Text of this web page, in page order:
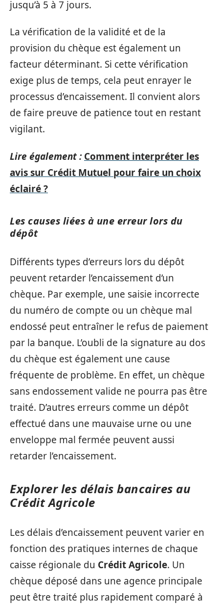
jusqu’à 5 à 7 jours.
La vérification de la validité et de la
provision du chèque est également un
facteur déterminant. Si cette vérification
exige plus de temps, cela peut enrayer le
processus d’encaissement. Il convient alors
de faire preuve de patience tout en restant
vigilant.
Lire également : Comment interpréter les
avis sur Crédit Mutuel pour faire un choix
éclairé ?
Les causes liées à une erreur lors du
dépôt
Différents types d’erreurs lors du dépôt
peuvent retarder l’encaissement d’un
chèque. Par exemple, une saisie incorrecte
du numéro de compte ou un chèque mal
endossé peut entraîner le refus de paiement
par la banque. L’oubli de la signature au dos
du chèque est également une cause
fréquente de problème. En effet, un chèque
sans endossement valide ne pourra pas être
traité. D’autres erreurs comme un dépôt
effectué dans une mauvaise urne ou une
enveloppe mal fermée peuvent aussi
retarder l’encaissement.
Explorer les délais bancaires au
Crédit Agricole
Les délais d’encaissement peuvent varier en
fonction des pratiques internes de chaque
caisse régionale du Crédit Agricole. Un
chèque déposé dans une agence principale
peut être traité plus rapidement comparé à